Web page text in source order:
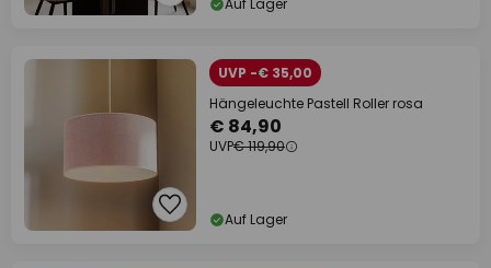
Auf Lager
UVP -€ 35,00
Hängeleuchte Pastell Roller rosa
€ 84,90
UVP€ 119,90
Auf Lager